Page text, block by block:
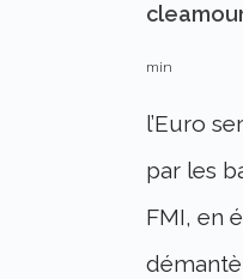
min
l’Euro
par les
FMI, en